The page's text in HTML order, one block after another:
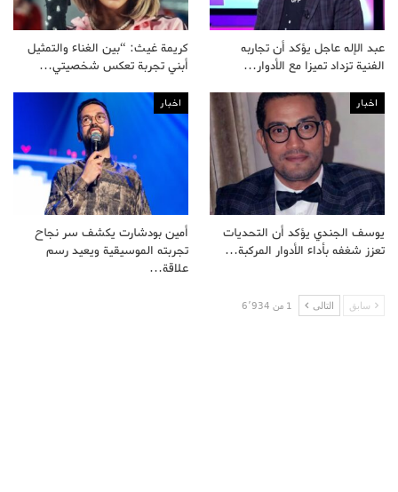
عبد الإله عاجل يؤكد أن تجاربه
الفنية تزداد تميزا مع الأدوار…
كريمة غيث: “بين الغناء والتمثيل
أبني تجربة تعكس شخصيتي…
اخبار
يوسف الجندي يؤكد أن التحديات
تعزز شغفه بأداء الأدوار المركبة…
اخبار
أمين بودشارت يكشف سر نجاح
تجربته الموسيقية ويعيد رسم
علاقة…
سابق التالى 1 من 6٬934